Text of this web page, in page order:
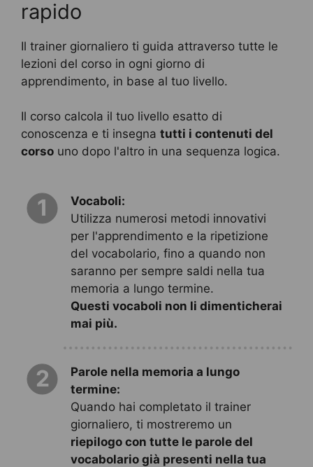
rapido
Il trainer giornaliero ti guida attraverso tutte le
lezioni del corso in ogni giorno di
apprendimento, in base al tuo livello.
Il corso calcola il tuo livello esatto di
conoscenza e ti insegna tutti i contenuti del
corso uno dopo l'altro in una sequenza logica.
1
Vocaboli:
Utilizza numerosi metodi innovativi
per l'apprendimento e la ripetizione
del vocabolario, fino a quando non
saranno per sempre saldi nella tua
memoria a lungo termine.
Questi vocaboli non li dimenticherai
mai più.
2
Parole nella memoria a lungo
termine:
Quando hai completato il trainer
giornaliero, ti mostreremo un
riepilogo con tutte le parole del
vocabolario già presenti nella tua